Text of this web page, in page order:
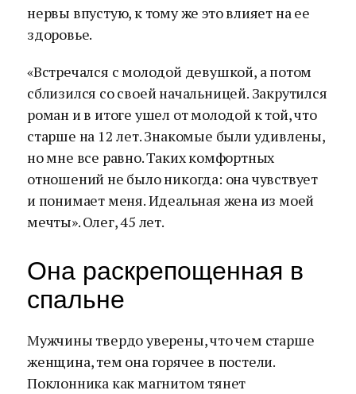
нервы впустую, к тому же это влияет на ее
здоровье.
«Встречался с молодой девушкой, а потом
сблизился со своей начальницей. Закрутился
роман и в итоге ушел от молодой к той, что
старше на 12 лет. Знакомые были удивлены,
но мне все равно. Таких комфортных
отношений не было никогда: она чувствует
и понимает меня. Идеальная жена из моей
мечты». Олег, 45 лет.
Она раскрепощенная в
спальне
Мужчины твердо уверены, что чем старше
женщина, тем она горячее в постели.
Поклонника как магнитом тянет